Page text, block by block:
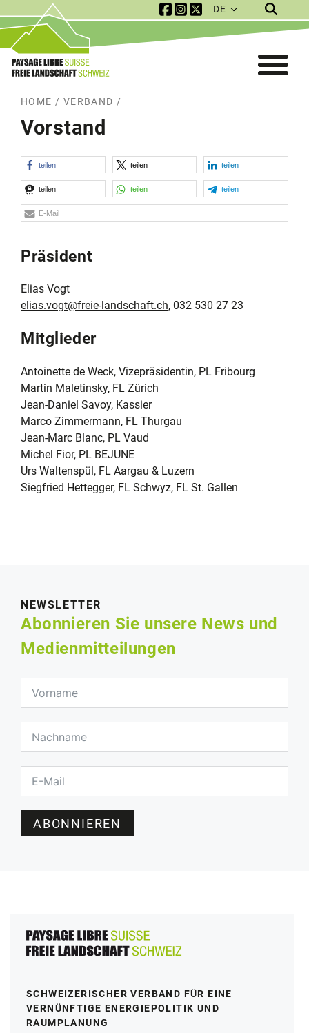
Service Navigation
DE
Mobile Navigation
HOME / VERBAND /
Vorstand
teilen teilen teilen
teilen teilen teilen
E-Mail
Präsident
Elias Vogt
elias.vogt@freie-landschaft.ch, 032 530 27 23
Mitglieder
Antoinette de Weck, Vizepräsidentin, PL Fribourg
Martin Maletinsky, FL Zürich
Jean-Daniel Savoy, Kassier
Marco Zimmermann, FL Thurgau
Jean-Marc Blanc, PL Vaud
Michel Fior, PL BEJUNE
Urs Waltenspül, FL Aargau & Luzern
Siegfried Hettegger, FL Schwyz, FL St. Gallen
NEWSLETTER
Abonnieren Sie unsere News und
Medienmitteilungen
ABONNIEREN
SCHWEIZERISCHER VERBAND FÜR EINE
VERNÜNFTIGE ENERGIEPOLITIK UND
RAUMPLANUNG